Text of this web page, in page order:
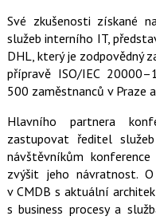
Své zkušenosti získané
služeb interního IT,
DHL, který je zodpovědný
přípravě ISO/IEC
500 zaměstnanců v Praze
Hlavního partnera
zastupovat ředitel
návštěvníkům
zvýšit jeho návratnost.
v CMDB s aktuální
s business procesy a